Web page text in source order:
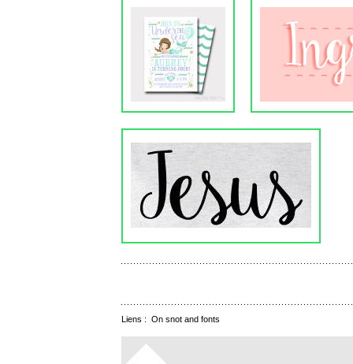
Liens : On snot and fonts